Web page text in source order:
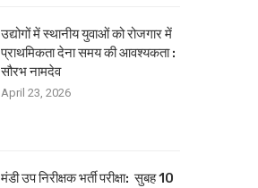
उद्योगों में स्थानीय युवाओं को रोजगार में
प्राथमिकता देना समय की आवश्यकता :
सौरभ नामदेव
April 23, 2026
मंडी उप निरीक्षक भर्ती परीक्षा: सुबह 10